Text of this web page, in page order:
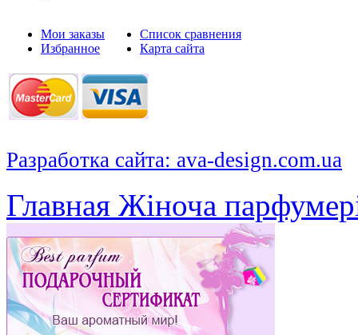
Мои заказы
Избранное
Список сравнения
Карта сайта
Разработка сайта: ava-design.com.ua
Главная Жіноча